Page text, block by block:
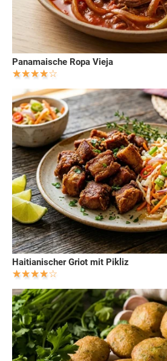
Panamaische Ropa Vieja
Haitianischer Griot mit Pikliz